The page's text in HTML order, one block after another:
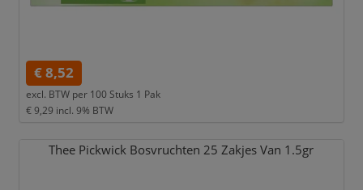
€ 8,52
excl. BTW per 100 Stuks 1 Pak
€ 9,29 incl. 9% BTW
Thee Pickwick Bosvruchten 25 Zakjes Van 1.5gr